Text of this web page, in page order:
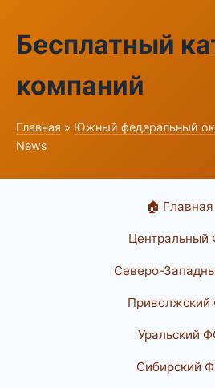
Бесплатный
компаний
Главная » Южный федеральный
News
🏠 Главная
Центральный
Северо-
Уральский
Сибирский